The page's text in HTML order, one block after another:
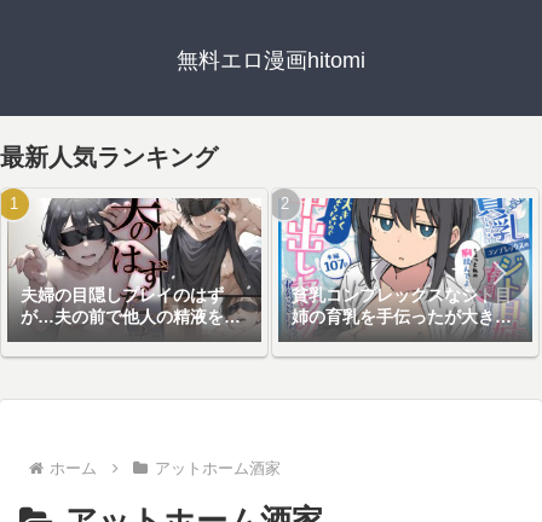
無料エロ漫画hitomi
最新人気ランキング
夫婦の目隠しプレイのはず
が…夫の前で他人の精液を注
ぎ込まれる妻
貧乳コンプレックスなジト目
姉の育乳を手伝ったが大きく
ならないので中出しセックス
することになった話
ホーム アットホーム酒家